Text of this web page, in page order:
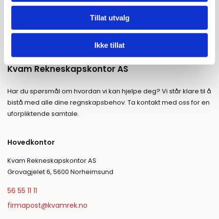
Tillat utvalg
Ikke tillat
Kvam Rekneskapskontor AS
Har du spørsmål om hvordan vi kan hjelpe deg? Vi står klare til å
bistå med alle dine regnskapsbehov. Ta kontakt med oss for en
uforpliktende samtale.
Hovedkontor
Kvam Rekneskapskontor AS
Grovagjelet 6, 5600 Norheimsund
56 55 11 11
firmapost@kvamrek.no